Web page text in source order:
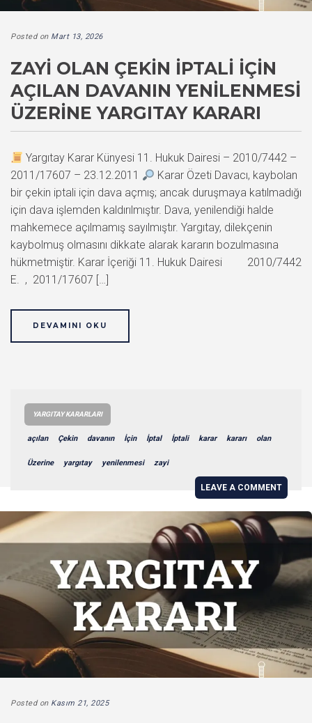
Posted on Mart 13, 2026
ZAYI OLAN ÇEKIN İPTALI IÇIN
AÇILAN DAVANIN YENILENMESI
ÜZERINE YARGITAY KARARI
Yargıtay Karar Künyesi 11. Hukuk Dairesi – 2010/7442 –
2011/17607 – 23.12.2011
Karar Özeti Davacı, kaybolan
bir çekin iptali için dava açmış; ancak duruşmaya katılmadığı
için dava işlemden kaldırılmıştır. Dava, yenilendiği halde
mahkemece açılmamış sayılmıştır. Yargıtay, dilekçenin
kaybolmuş olmasını dikkate alarak kararın bozulmasına
hükmetmiştir. Karar İçeriği 11. Hukuk Dairesi 2010/7442
E. , 2011/17607 […]
DEVAMINI OKU
YARGITAY KARARLARI
açılan Çekin davanın İçin İptal İptali karar kararı olan
Üzerine yargıtay yenilenmesi zayi
LEAVE A COMMENT
Posted on Kasım 21, 2025